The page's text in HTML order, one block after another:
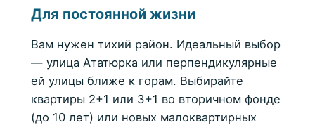
Для постоянной жизни
Вам нужен тихий район. Идеальный выбор
— улица Ататюрка или перпендикулярные
ей улицы ближе к горам. Выбирайте
квартиры 2+1 или 3+1 во вторичном фонде
(до 10 лет) или новых малоквартирных